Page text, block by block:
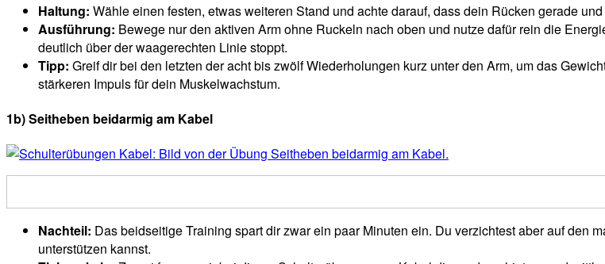
Haltung: Wähle einen festen, etwas weiteren Stand und achte darauf, dass dein Rücken gerade
Ausführung: Bewege nur den aktiven Arm ohne Ruckeln nach oben und nutze dafür rein die
deutlich über der waagerechten Linie stoppt.
Tipp: Greif dir bei den letzten der acht bis zwölf Wiederholungen kurz unter den Arm, um das
stärkeren Impuls für dein Muskelwachstum.
1b) Seitheben beidarmig am Kabel
Nachteil: Das beidseitige Training spart dir zwar ein paar Minuten ein. Du verzichtest aber auf den
unterstützen kannst.